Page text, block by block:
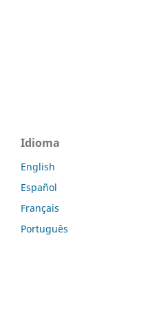
Idioma
English
Español
Français
Português